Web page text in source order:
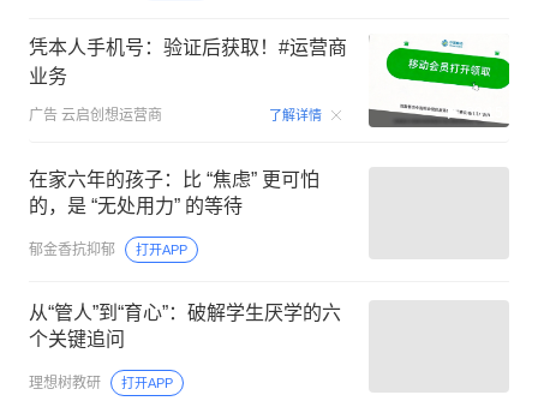
凭本人手机号：验证后获取！#运营商
业务
广告 云启创想运营商 了解详情 00:15
在家六年的孩子：比 “焦虑” 更可怕
的，是 “无处用力” 的等待
郁金香抗抑郁 打开APP
从“管人”到“育心”：破解学生厌学的六
个关键追问
理想树教研 打开APP